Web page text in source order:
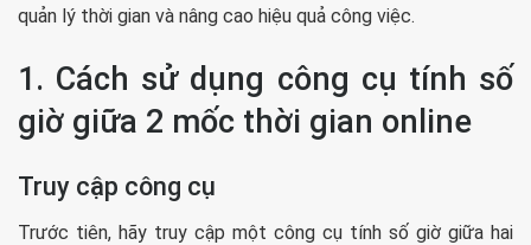
quản lý thời gian và nâng cao hiệu quả công việc.
1. Cách sử dụng công cụ tính số
giờ giữa 2 mốc thời gian online
Truy cập công cụ
Trước tiên, hãy truy cập một công cụ tính số giờ giữa hai